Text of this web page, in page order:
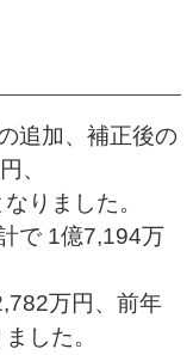
追加、補正後の
、
りました。
で 1億7,194万
万円、前年
した。